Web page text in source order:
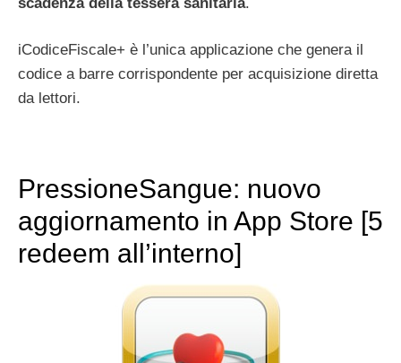
iCodiceFiscale+ è l’unica applicazione che genera il
codice a barre corrispondente per acquisizione diretta
da lettori.
PressioneSangue: nuovo
aggiornamento in App Store [5
redeem all’interno]